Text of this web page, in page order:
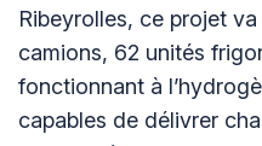
Ribeyrolles, ce projet
camions, 62 unités
fonctionnant à
capables de délivrer